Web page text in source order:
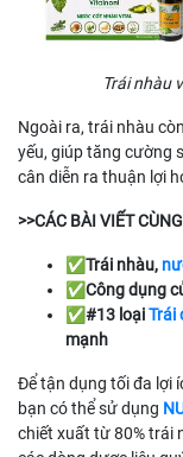
Trái nhàu
Ngoài ra, trái nhàu
yếu, giúp tăng cường
cân diễn ra thuận lợi
>>CÁC BÀI VIẾT
✅Trái nhàu,
✅Công dụng
✅#13 loạiTrái
mạnh
Để tận dụng tối đa lợi
bạn có thể sử dụng
chiết xuất từ 80% trái